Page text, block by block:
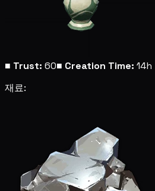
■ Trust: 60■ Creation Time: 14h
재료: